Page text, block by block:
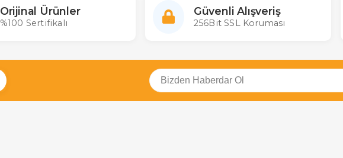
Orijinal Ürünler
%100 Sertifikalı
Güvenli Alışveriş
256Bit SSL Koruması